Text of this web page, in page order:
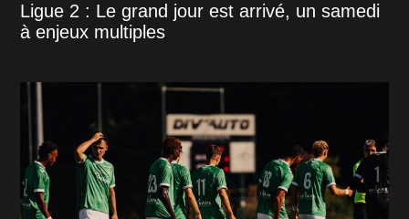
Ligue 2 : Le grand jour est arrivé, un samedi
à enjeux multiples